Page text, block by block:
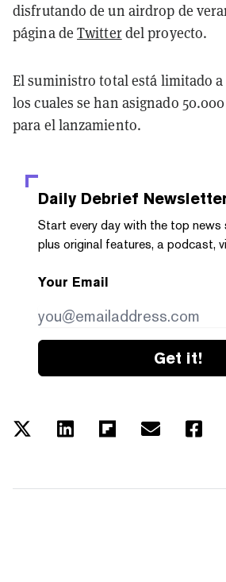
disfrutando de un airdrop de
página de Twitterdel proyecto.
El suministro total está limitado
los cuales se han asignado
para el lanzamiento.
Daily Debrief
Start every day with the top news
plus original features, a podcast,
Your Email
Get it!